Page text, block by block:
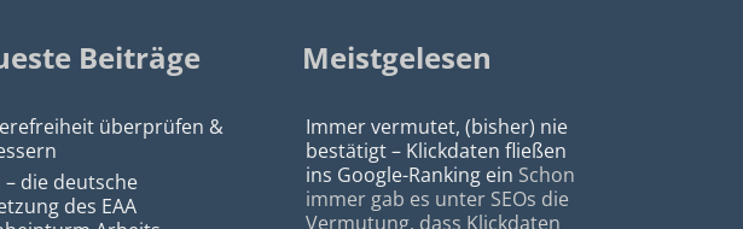
Beiträge
überprüfen &
– die deutsche
des EAA
Meistgelesen
Immer vermutet, (bisher) nie
bestätigt – Klickdaten fließen
ins Google-Ranking ein Schon
immer gab es unter SEOs die
Vermutung, dass Klickdaten